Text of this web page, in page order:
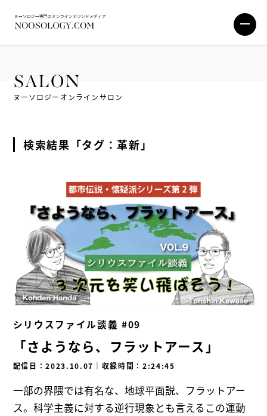
SALON
ヌーソロジーオンラインサロン
検索結果「タグ：革新」
シリウスファイル談義 #09
「さようなら、フラットアース」
配信日：2023.10.07 ｜ 収録時間：2:24:45
一部の界隈では有名な、地球平面説、フラットアー
ス。科学主義に対する逆行現象とも言えるこの運動